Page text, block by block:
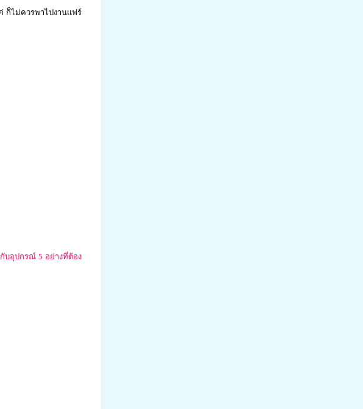
ก็ไม่ควรพาไปงานแฟร์
บอุปกรณ์ 5 อย่างที่ต้อง